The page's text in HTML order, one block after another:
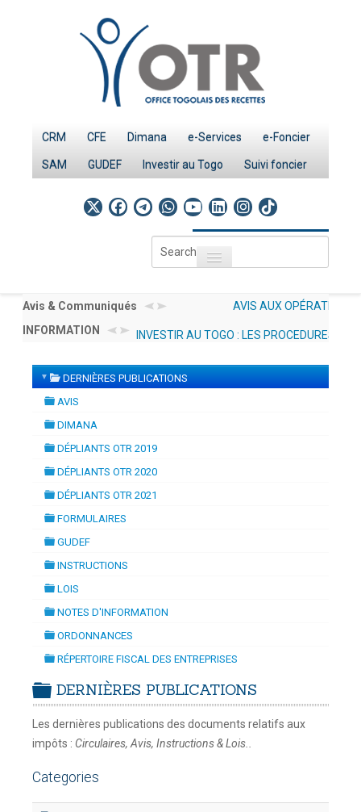
CRM CFE Dimana e-Services e-Foncier
SAM GUDEF Investir au Togo Suivi foncier
Search
...
Toggle navigation
Page d'Accueil
IMPÔTS
Avis & Communiqués
AMI N°
POUR LE RECRUTEMENT
Tuesday, 14 July 2026 10:30
AVIS AUX OPÉRATEURS
012/2026/OTR/CG/CDDI RELATIF À
July 2026 17:30
INFORMATION
LES STATISTIQUES GENRE OTR SERVICES
PUBLIEES SOUS : DOCUMENTATION → NOS
INVESTIR AU TOGO : LES PROCEDURES
▼
folder
DERNIÈRES PUBLICATIONS
AVIS
DIMANA
DÉPLIANTS OTR 2019
DÉPLIANTS OTR 2020
DÉPLIANTS OTR 2021
FORMULAIRES
GUDEF
INSTRUCTIONS
LOIS
NOTES D'INFORMATION
ORDONNANCES
RÉPERTOIRE FISCAL DES ENTREPRISES
folder
DERNIÈRES PUBLICATIONS
Les dernières publications des documents relatifs aux
impôts : Circulaires, Avis, Instructions & Lois..
Categories